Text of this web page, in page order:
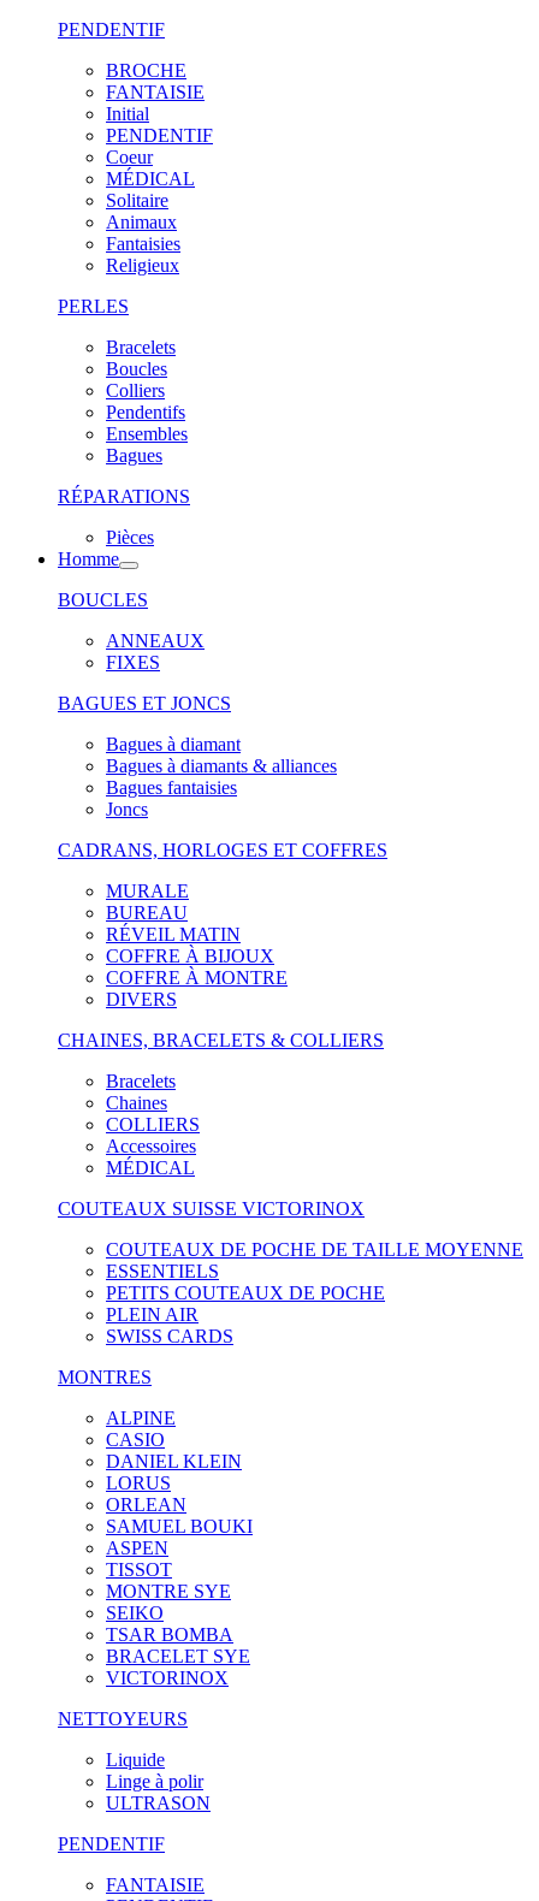
PENDENTIF
BROCHE
FANTAISIE
Initial
PENDENTIF
Coeur
MÉDICAL
Solitaire
Animaux
Fantaisies
Religieux
PERLES
Bracelets
Boucles
Colliers
Pendentifs
Ensembles
Bagues
RÉPARATIONS
Pièces
Homme
BOUCLES
ANNEAUX
FIXES
BAGUES ET JONCS
Bagues à diamant
Bagues à diamants & alliances
Bagues fantaisies
Joncs
CADRANS, HORLOGES ET COFFRES
MURALE
BUREAU
RÉVEIL MATIN
COFFRE À BIJOUX
COFFRE À MONTRE
DIVERS
CHAINES, BRACELETS & COLLIERS
Bracelets
Chaines
COLLIERS
Accessoires
MÉDICAL
COUTEAUX SUISSE VICTORINOX
COUTEAUX DE POCHE DE TAILLE MOYENNE
ESSENTIELS
PETITS COUTEAUX DE POCHE
PLEIN AIR
SWISS CARDS
MONTRES
ALPINE
CASIO
DANIEL KLEIN
LORUS
ORLEAN
SAMUEL BOUKI
ASPEN
TISSOT
MONTRE SYE
SEIKO
TSAR BOMBA
BRACELET SYE
VICTORINOX
NETTOYEURS
Liquide
Linge à polir
ULTRASON
PENDENTIF
FANTAISIE